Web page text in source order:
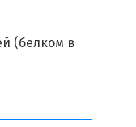
(белком в